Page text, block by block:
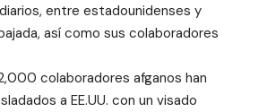
entre estadounidenses y
así como sus colaboradores
colaboradores afganos han
a EE.UU. con un visado